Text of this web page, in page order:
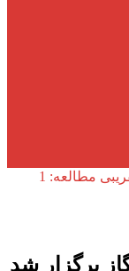
زمان تقریبی مطالعه: 1
برگزار شد